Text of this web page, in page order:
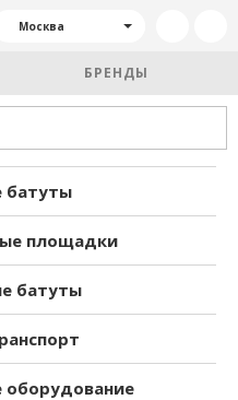
Москва
БРЕНДЫ
батуты
площадки
батуты
оборудование